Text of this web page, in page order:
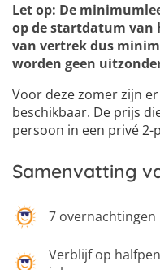
7
Let op: De
op de startdatum van
van vertrek dus
worden geen
Voor deze zomer zijn
beschikbaar. De prijs
persoon in een privé 2-
Samenvatting
7 overnachtingen
Verblijf op